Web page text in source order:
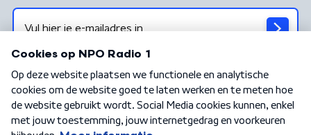
Algemene voorwaarden